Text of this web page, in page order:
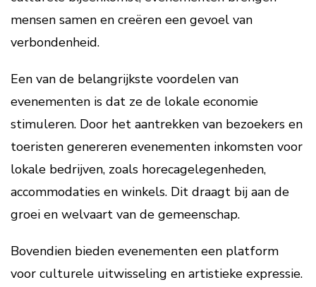
mensen samen en creëren een gevoel van
verbondenheid.
Een van de belangrijkste voordelen van
evenementen is dat ze de lokale economie
stimuleren. Door het aantrekken van bezoekers en
toeristen genereren evenementen inkomsten voor
lokale bedrijven, zoals horecagelegenheden,
accommodaties en winkels. Dit draagt bij aan de
groei en welvaart van de gemeenschap.
Bovendien bieden evenementen een platform
voor culturele uitwisseling en artistieke expressie.